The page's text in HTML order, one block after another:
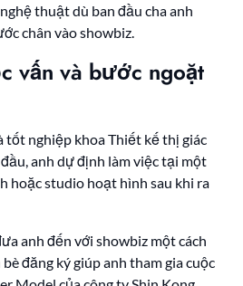
thuật dù ban đầu cha anh
chân vào showbiz.
vấn và bước ngoặt
tốt nghiệp khoa Thiết kế thị giác
anh dự định làm việc tại một
hoặc studio hoạt hình sau khi ra
anh đến với showbiz một cách
đăng ký giúp anh tham gia cuộc